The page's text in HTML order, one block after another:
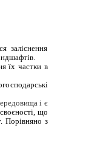
заліснення
їх частки в
і є
що
Порівняно з